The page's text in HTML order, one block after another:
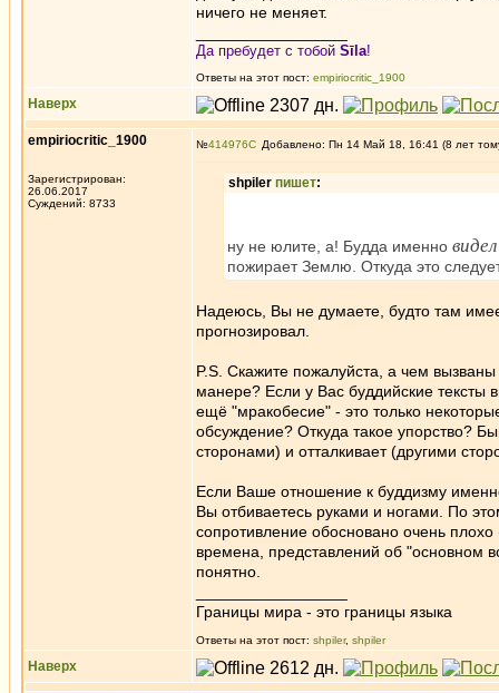
ничего не меняет.
Да пребудет с тобой Sīla!
Ответы на этот пост: empiriocritic_1900
Наверх
empiriocritic_1900
Зарегистрирован:
26.06.2017
Суждений: 8733
№414976 Добавлено: Пн 14 Май 18, 16:41 (8 лет
shpiler пишет:
ну не юлите, а! Будда именно
пожирает Землю. Откуда это
Надеюсь, Вы не думаете, будто там
прогнозировал.
P.S. Скажите пожалуйста, а чем
манере? Если у Вас буддийские тексты
ещё "мракобесие" - это только
обсуждение? Откуда такое упорство?
сторонами) и отталкивает (другими
Если Ваше отношение к буддизму
Вы отбиваетесь руками и ногами. По
сопротивление обосновано очень
времена, представлений об "основном
понятно.
Границы мира - это границы языка
Ответы на этот пост: shpiler, shpiler
Наверх